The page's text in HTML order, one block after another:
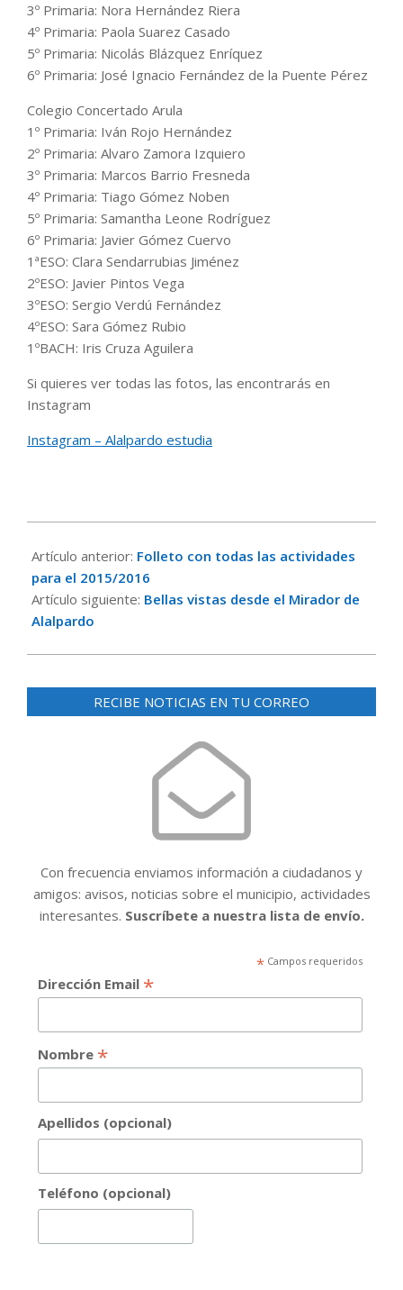
3º Primaria: Nora Hernández Riera
4º Primaria: Paola Suarez Casado
5º Primaria: Nicolás Blázquez Enríquez
6º Primaria: José Ignacio Fernández de la Puente Pérez
Colegio Concertado Arula
1º Primaria: Iván Rojo Hernández
2º Primaria: Alvaro Zamora Izquiero
3º Primaria: Marcos Barrio Fresneda
4º Primaria: Tiago Gómez Noben
5º Primaria: Samantha Leone Rodríguez
6º Primaria: Javier Gómez Cuervo
1ªESO: Clara Sendarrubias Jiménez
2ºESO: Javier Pintos Vega
3ºESO: Sergio Verdú Fernández
4ºESO: Sara Gómez Rubio
1ºBACH: Iris Cruza Aguilera
Si quieres ver todas las fotos, las encontrarás en
Instagram
Instagram – Alalpardo estudia
09-
25
Artículo anterior: Folleto con todas las actividades
para el 2015/2016
Artículo siguiente: Bellas vistas desde el Mirador de
Alalpardo
RECIBE NOTICIAS EN TU CORREO
Con frecuencia enviamos información a ciudadanos y
amigos: avisos, noticias sobre el municipio, actividades
interesantes. Suscríbete a nuestra lista de envío.
*Campos requeridos
Dirección Email *
Nombre *
Apellidos (opcional)
Teléfono (opcional)